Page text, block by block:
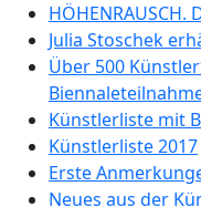
HÖHENRAUSCH.
Julia Stoschek
Über 500
Künstlerliste mit
Künstlerliste 2017
Erste
Neues aus der